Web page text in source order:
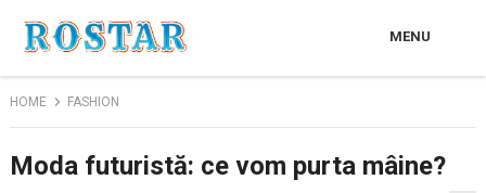
MENU
HOME FASHION
Moda futuristă: ce vom purta mâine?